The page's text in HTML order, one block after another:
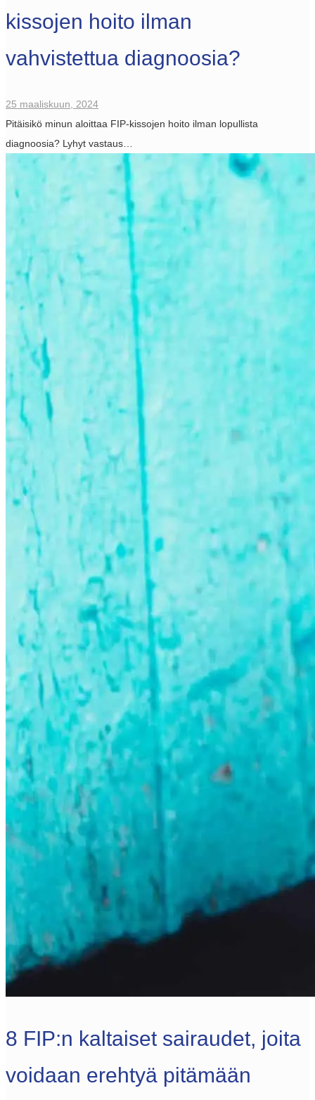
kissojen hoito ilman
vahvistettua diagnoosia?
25 maaliskuun, 2024
Pitäisikö minun aloittaa FIP-kissojen hoito ilman lopullista
diagnoosia? Lyhyt vastaus…
8 FIP:n kaltaiset sairaudet, joita
voidaan erehtyä pitämään